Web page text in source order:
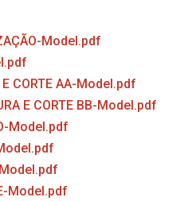
Model.pdf
CORTE AA-Model.pdf
E CORTE BB-Model.pdf
Model.pdf
Model.pdf
Model.pdf